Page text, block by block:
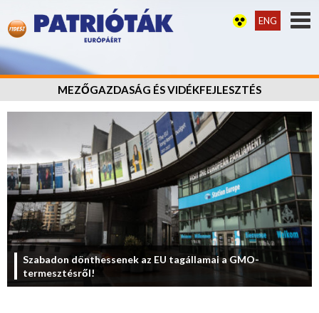
ENG
MEZŐGAZDASÁG ÉS VIDÉKFEJLESZTÉS
Szabadon dönthessenek az EU tagállamai a GMO-
termesztésről!